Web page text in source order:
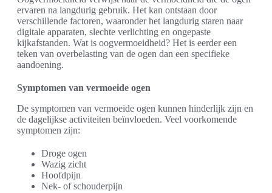
ervaren na langdurig gebruik. Het kan ontstaan door
verschillende factoren, waaronder het langdurig staren naar
digitale apparaten, slechte verlichting en ongepaste
kijkafstanden. Wat is oogvermoeidheid? Het is eerder een
teken van overbelasting van de ogen dan een specifieke
aandoening.
Symptomen van vermoeide ogen
De symptomen van vermoeide ogen kunnen hinderlijk zijn en
de dagelijkse activiteiten beïnvloeden. Veel voorkomende
symptomen zijn:
Droge ogen
Wazig zicht
Hoofdpijn
Nek- of schouderpijn